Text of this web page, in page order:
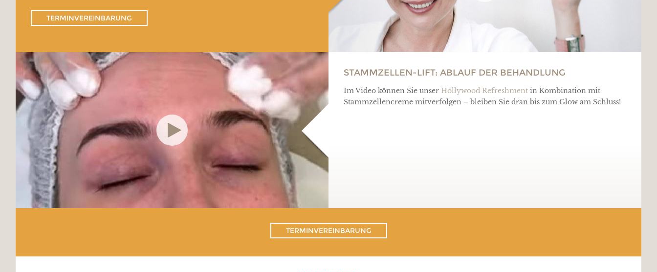
TERMINVEREINBARUNG
STAMMZELLEN-LIFT: ABLAUF DER BEHANDLUNG
Im Video können Sie unser Hollywood Refreshment in Kombination mit
Stammzellencreme mitverfolgen – bleiben Sie dran bis zum Glow am Schluss!
TERMINVEREINBARUNG